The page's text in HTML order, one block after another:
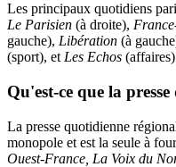
Les principaux quotidiens
Le Parisien (à droite),
gauche), Libération (à
(sport), et Les Echos
Qu'est-ce que la
La presse quotidienne
monopole et est la seule à
Ouest-France, La Voix du